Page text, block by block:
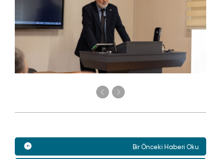
Bir Önceki Haberi Oku